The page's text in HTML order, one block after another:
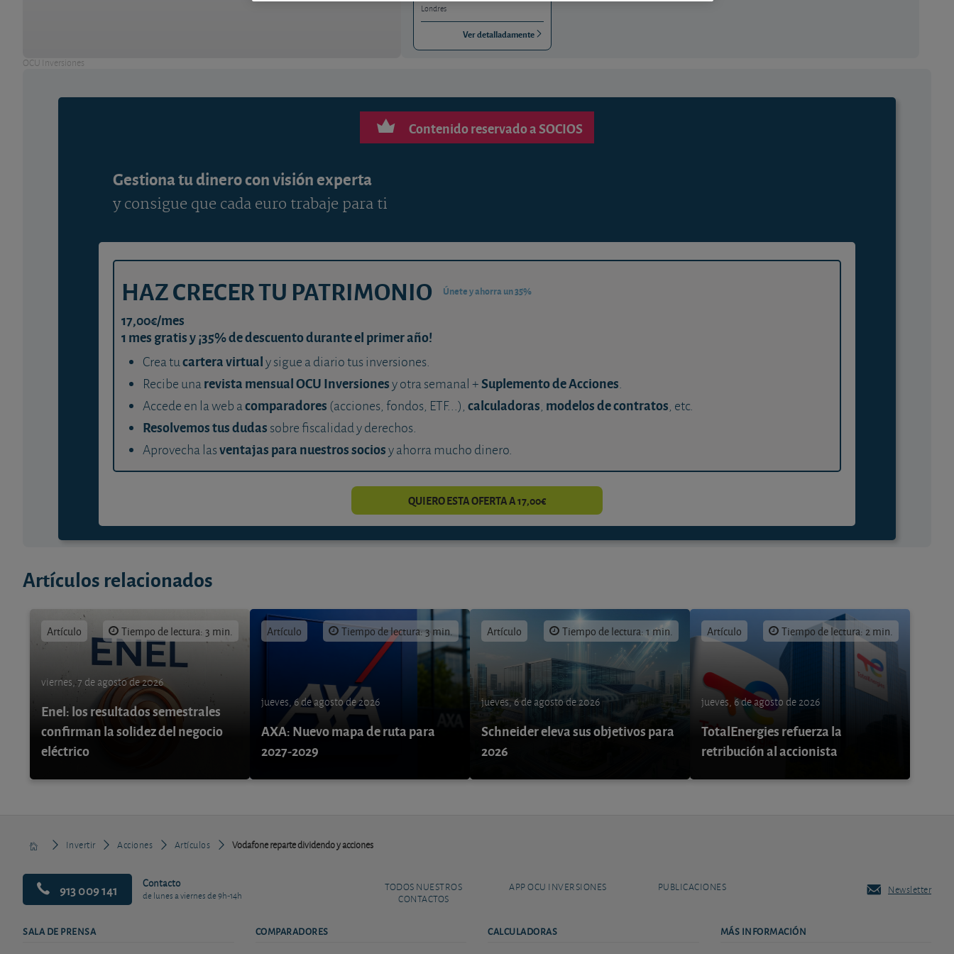
OCU Inversiones
Londres
Ver detalladamente
Contenido reservado a SOCIOS
Gestiona tu dinero con visión experta
y consigue que cada euro trabaje para ti
HAZ CRECER TU PATRIMONIO Únete y ahorra un 35%
17,00€/mes
1 mes gratis y ¡35% de descuento durante el primer año!
Crea tucartera virtualy sigue a diario tus inversiones.
Recibe unarevista mensual OCU Inversionesy otra semanal +Suplemento de Acciones.
Accede en la web acomparadores (acciones, fondos, ETF...), calculadoras, modelos de contratos, etc.
Resolvemos tus dudas sobre fiscalidad y derechos.
Aprovecha lasventajas para nuestros sociosy ahorra mucho dinero.
QUIERO ESTA OFERTA A 17,00€
Artículos relacionados
Artículo Tiempo de lectura: 3 min.
viernes, 7 de agosto de 2026
Enel: los resultados semestrales
confirman la solidez del negocio
eléctrico
Artículo Tiempo de lectura: 3 min.
jueves, 6 de agosto de 2026
AXA: Nuevo mapa de ruta para
2027-2029
Artículo Tiempo de lectura: 1 min.
jueves, 6 de agosto de 2026
Schneider eleva sus objetivos para
2026
Artículo Tiempo de lectura: 2 min.
jueves, 6 de agosto de 2026
TotalEnergies refuerza la
retribución al accionista
Invertir Acciones Artículos Vodafone reparte dividendo y acciones
913 009 141 Contacto
de lunes a viernes de 9h-14h
TODOS NUESTROS
CONTACTOS
APP OCU INVERSIONES PUBLICACIONES Newsletter
SALA DE PRENSA COMPARADORES CALCULADORAS MÁS INFORMACIÓN